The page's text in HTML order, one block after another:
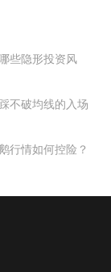
些隐形投资风
不破均线的入场
行情如何控险？